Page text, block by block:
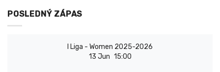
POSLEDNÝ ZÁPAS
I Liga - Women 2025-2026
13 Jun 15:00